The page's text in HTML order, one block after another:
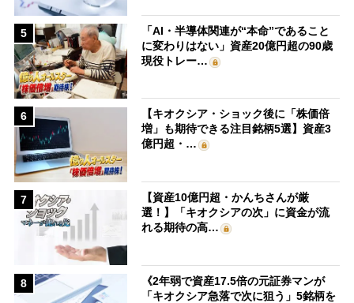
5
「AI・半導体関連が“本命”であること
に変わりはない」資産20億円超の90歳
現役トレー…
6
【キオクシア・ショック後に「株価倍
増」も期待できる注目銘柄5選】資産3
億円超・…
7
【資産10億円超・かんちさんが厳
選！】「キオクシアの次」に資金が流
れる期待の高…
8
《2年弱で資産17.5倍の元証券マンが
「キオクシア急落で次に狙う」5銘柄を